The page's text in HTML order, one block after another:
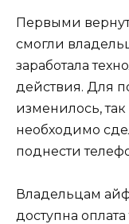
Первыми
смогли
заработала
действия. Для
изменилось,
необходимо
поднести
Владельцам
доступна